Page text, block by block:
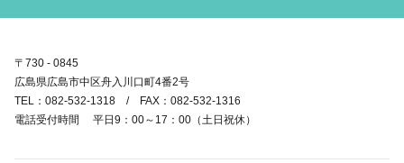
〒730 - 0845
広島県広島市中区舟入川口町4番2号
TEL：082-532-1318 / FAX：082-532-1316
電話受付時間 平日9：00～17：00（土日祝休）